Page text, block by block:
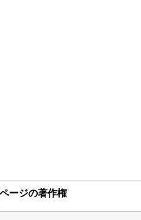
ージの著作権